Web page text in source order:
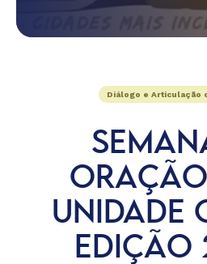
Diálogo e Articulação
UNIDADE
EDIÇÃO